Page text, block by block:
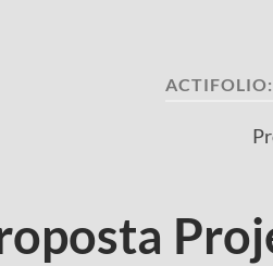
ACTIFOLIO: